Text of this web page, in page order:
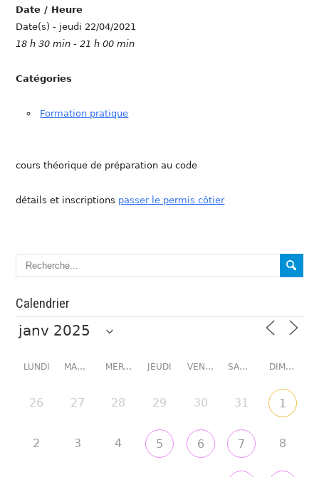
Date / Heure
Date(s) - jeudi 22/04/2021
18 h 30 min - 21 h 00 min
Catégories
Formation pratique
cours théorique de préparation au code
détails et inscriptions passer le permis côtier
Calendrier
LUNDI MARDI MERCREDI JEUDI VENDREDI SAMEDI DIMANCHE
26 27 28 29 30 31 1
2 3 4 5 6 7 8